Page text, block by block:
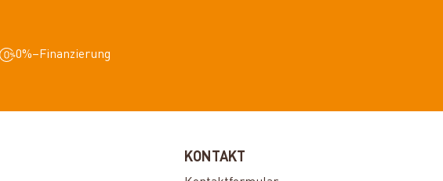
0%–Finanzierung
KONTAKT